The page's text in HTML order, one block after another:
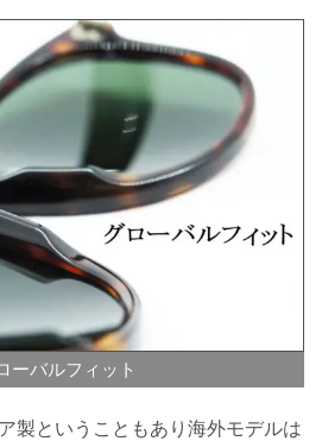
ーバルフィット
製ということもあり海外モデルは